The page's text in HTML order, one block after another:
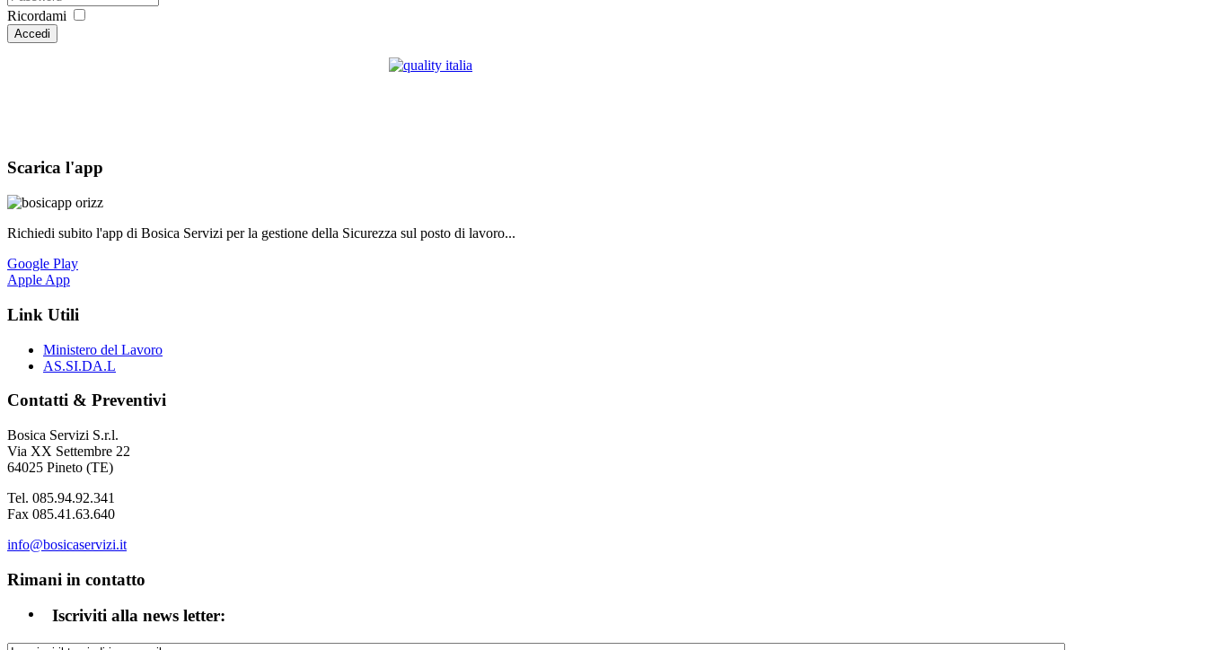
Ricordami
Accedi
Scarica l'app
Richiedi subito l'app di Bosica Servizi per la gestione della Sicurezza sul posto di lavoro...
Google Play
Apple App
Link Utili
Ministero del Lavoro
AS.SI.DA.L
Contatti & Preventivi
Bosica Servizi S.r.l.
Via XX Settembre 22
64025 Pineto (TE)
Tel. 085.94.92.341
Fax 085.41.63.640
info@bosicaservizi.it
Rimani in contatto
Iscriviti alla news letter: